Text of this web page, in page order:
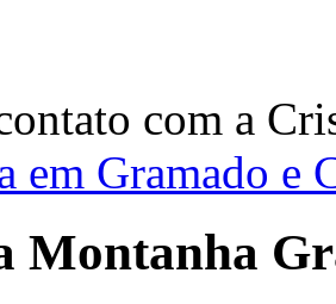
com a
em Gramado e
Montanha